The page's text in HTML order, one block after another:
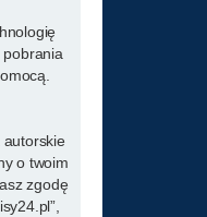
pobrania
autorskie
o twoim
zgodę